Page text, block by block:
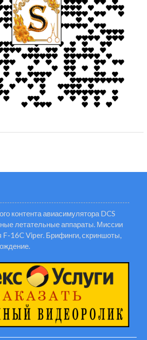
контента авиасимулятора DCS
летательные аппараты. Миссии
F-16C Viper. Брифинги, скриншоты,